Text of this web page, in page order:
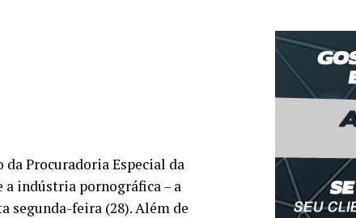
Procuradoria Especial da
a indústria pornográfica – a
segunda-feira (28). Além de